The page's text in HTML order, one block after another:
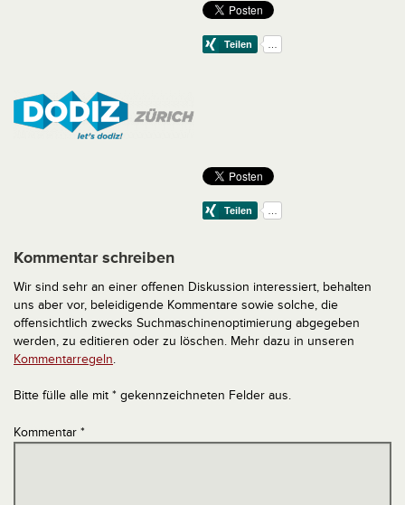
Kommentar schreiben
Wir sind sehr an einer offenen Diskussion interessiert, behalten
uns aber vor, beleidigende Kommentare sowie solche, die
offensichtlich zwecks Suchmaschinenoptimierung abgegeben
werden, zu editieren oder zu löschen. Mehr dazu in unseren
Kommentarregeln.
Bitte fülle alle mit * gekennzeichneten Felder aus.
Kommentar *